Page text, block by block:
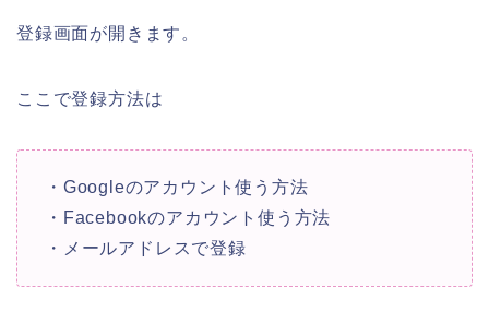
登録画面が開きます。
ここで登録方法は
・Googleのアカウント使う方法
・Facebookのアカウント使う方法
・メールアドレスで登録